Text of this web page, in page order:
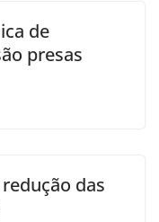
de
presas
das